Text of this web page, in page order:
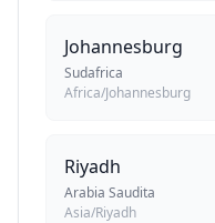
Johannesburg
Sudafrica
Africa/Johannesburg
Riyadh
Arabia Saudita
Asia/Riyadh